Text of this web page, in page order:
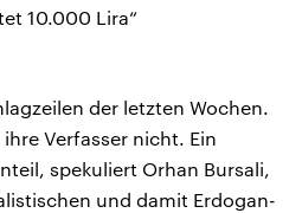
10.000 Lira“
der letzten Wochen.
Verfasser nicht. Ein
spekuliert Orhan Bursali,
und damit Erdogan-